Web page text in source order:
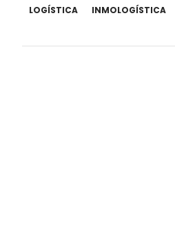
LOGÍSTICA INMOLOGÍSTICA